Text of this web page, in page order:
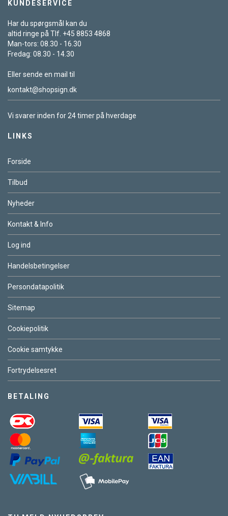
KUNDESERVICE
Har du spørgsmål kan du
altid ringe på Tlf. +45 8853 4868
Man-tors: 08.30 - 16.30
Fredag: 08.30 - 14.30
Eller sende en mail til
kontakt@shopsign.dk
Vi svarer inden for 24 timer på hverdage
LINKS
Forside
Tilbud
Nyheder
Kontakt & Info
Log ind
Handelsbetingelser
Persondatapolitik
Sitemap
Cookiepolitik
Cookie samtykke
Fortrydelsesret
BETALING